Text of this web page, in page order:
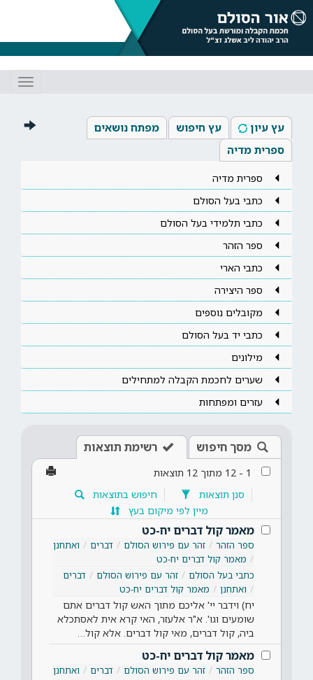
עץ עיון עץ חיפוש
מפתח נושאים
ספרית מדיה
ספרית מדיה
כתבי בעל הסולם
כתבי תלמידי בעל הסולם
ספר הזהר
כתבי הארי
ספר היצירה
מקובלים נוספים
כתבי יד בעל הסולם
מילונים
שערים לחכמת הקבלה למתחילים
עזרים ומפתחות
מסך חיפוש רשימת תוצאות
1
-
12 מתוך 12 תוצאות
סנן תוצאות
חיפוש בתוצאות
מיין לפי מיקום בעץ
מאמר קול דברים יח-כט
ספר הזהר זהר עם פירוש הסולם דברים
ואתחנן
מאמר קול דברים יח-כט
כתבי בעל הסולם
זהר עם פירוש הסולם
דברים
ואתחנן
מאמר קול דברים יח-כט
יח) וידבר יי' אליכם מתוך האש קול דברים אתם
שומעים וגו'. א"ר אלעזר, האי קרא אית לאסתכלא
ביה, קול דברים, מאי קול דברים. אלא קול…
מאמר קול דברים יח-כט
ספר הזהר זהר עם פירוש הסולם דברים
ואתחנן